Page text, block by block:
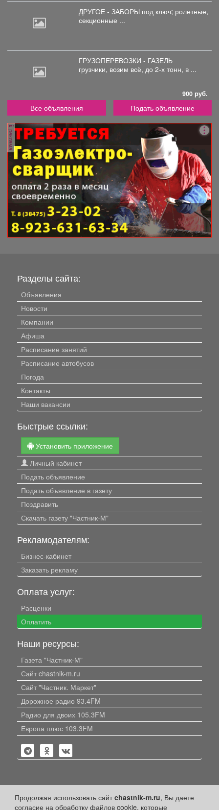
ДРУГОЕ - ЗАБОРЫ под ключ; ролетные,
секционные ...
ГРУЗОПЕРЕВОЗКИ - ГАЗЕЛЬ
грузчики, возим всё, до 2-х тонн, в ...
900 руб.
Все объявления Подать объявление
реклама
Продолжая использовать сайтchastnik-m.ru, Вы даете
согласие на обработку файлов cookie, которые
Разделы сайта:
Объявления
Новости
Компании
Афиша
Расписание занятий
Расписание автобусов
Погода
Контакты
Наши вакансии
Быстрые ссылки:
Установить приложение
Личный кабинет
Подать объявление
Подать объявление в газету
Поздравить
Скачать газету "Частник-М"
Рекламодателям:
Бизнес-кабинет
Заказать рекламу
Оплата услуг:
Расценки
Оплатить
Наши ресурсы:
Газета "Частник-М"
Сайт chastnik-m.ru
Сайт "Частник. Маркет"
Дорожное радио 93.4FM
Радио для двоих 105.3FM
Европа плюс 103.3FM
Политика конфиденциальности